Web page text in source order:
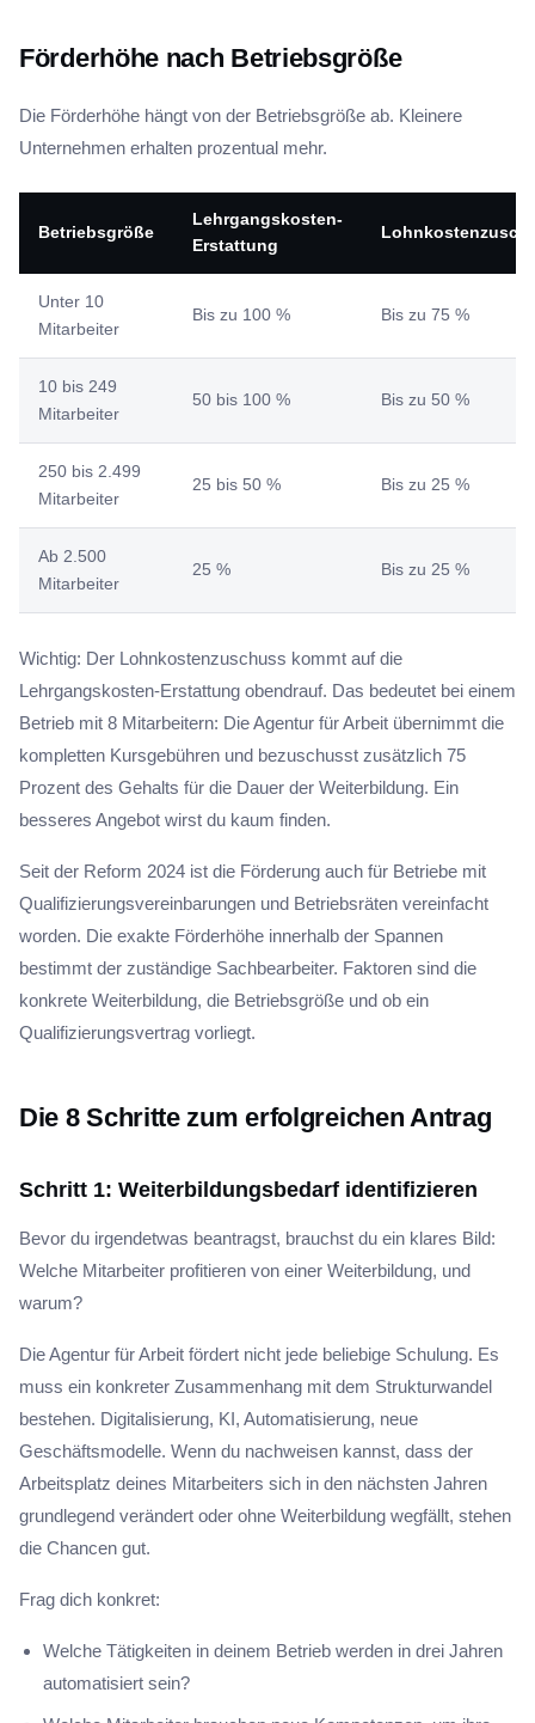
Förderhöhe nach Betriebsgröße
Die Förderhöhe hängt von der Betriebsgröße ab. Kleinere
Unternehmen erhalten prozentual mehr.
Betriebsgröße
Lehrgangskosten-
Erstattung
Unter 10
Mitarbeiter
Bis zu 100 % Bis zu 75 %
10 bis 249
Mitarbeiter
50 bis 100 % Bis zu 50 %
250 bis 2.499
Mitarbeiter
25 bis 50 % Bis zu 25 %
Ab 2.500
Mitarbeiter
25 % Bis zu 25 %
Wichtig: Der Lohnkostenzuschuss kommt auf die
Lehrgangskosten-Erstattung obendrauf. Das bedeutet bei einem
Betrieb mit 8 Mitarbeitern: Die Agentur für Arbeit übernimmt die
kompletten Kursgebühren und bezuschusst zusätzlich 75
Prozent des Gehalts für die Dauer der Weiterbildung. Ein
besseres Angebot wirst du kaum finden.
Seit der Reform 2024 ist die Förderung auch für Betriebe mit
Qualifizierungsvereinbarungen und Betriebsräten vereinfacht
worden. Die exakte Förderhöhe innerhalb der Spannen
bestimmt der zuständige Sachbearbeiter. Faktoren sind die
konkrete Weiterbildung, die Betriebsgröße und ob ein
Qualifizierungsvertrag vorliegt.
Die 8 Schritte zum erfolgreichen Antrag
Schritt 1: Weiterbildungsbedarf identifizieren
Bevor du irgendetwas beantragst, brauchst du ein klares Bild:
Welche Mitarbeiter profitieren von einer Weiterbildung, und
warum?
Die Agentur für Arbeit fördert nicht jede beliebige Schulung. Es
muss ein konkreter Zusammenhang mit dem Strukturwandel
bestehen. Digitalisierung, KI, Automatisierung, neue
Geschäftsmodelle. Wenn du nachweisen kannst, dass der
Arbeitsplatz deines Mitarbeiters sich in den nächsten Jahren
grundlegend verändert oder ohne Weiterbildung wegfällt, stehen
die Chancen gut.
Frag dich konkret:
Welche Tätigkeiten in deinem Betrieb werden in drei Jahren
automatisiert sein?